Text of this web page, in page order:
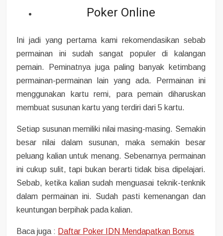
Poker Online
Ini jadi yang pertama kami rekomendasikan sebab
permainan ini sudah sangat populer di kalangan
pemain. Peminatnya juga paling banyak ketimbang
permainan-permainan lain yang ada. Permainan ini
menggunakan kartu remi, para pemain diharuskan
membuat susunan kartu yang terdiri dari 5 kartu.
Setiap susunan memiliki nilai masing-masing. Semakin
besar nilai dalam susunan, maka semakin besar
peluang kalian untuk menang. Sebenarnya permainan
ini cukup sulit, tapi bukan berarti tidak bisa dipelajari.
Sebab, ketika kalian sudah menguasai teknik-tenknik
dalam permainan ini. Sudah pasti kemenangan dan
keuntungan berpihak pada kalian.
Baca juga : Daftar Poker IDN Mendapatkan Bonus